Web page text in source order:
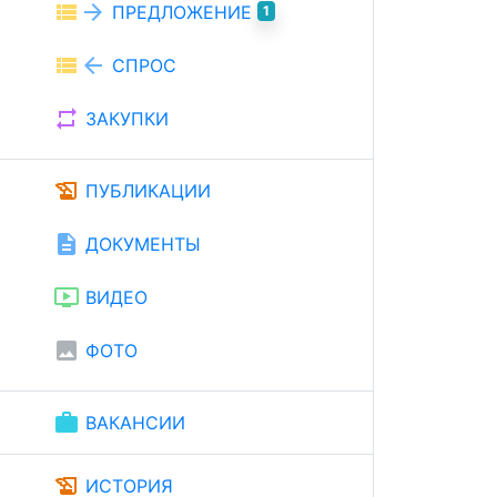
view_list arrow_forward ПРЕДЛОЖЕНИЕ 1
view_list arrow_back СПРОС
repeat ЗАКУПКИ
history_edu ПУБЛИКАЦИИ
description ДОКУМЕНТЫ
ondemand_video ВИДЕО
image ФОТО
work ВАКАНСИИ
history_edu ИСТОРИЯ